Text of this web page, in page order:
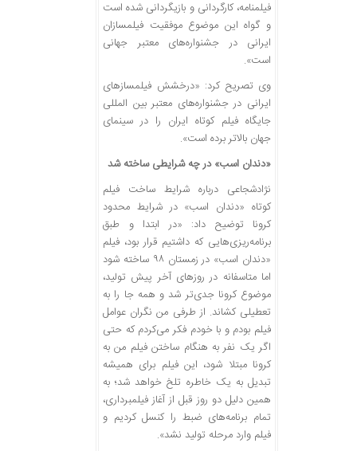
فیلمنامه، کارگردانی و بازیگردانی شده است
و گواه این موضوع موفقیت فیلمسازان
ایرانی در جشنواره‌های معتبر جهانی
است».
وی تصریح کرد: «درخشش فیلمسازهای
ایرانی در جشنواره‌های معتبر بین المللی
جایگاه فیلم کوتاه ایران را در سینمای
جهان بالاتر برده است».
«دندان اسب» در چه شرایطی ساخته شد
نژادشجاعی درباره شرایط ساخت فیلم
کوتاه «دندان اسب» در شرایط محدود
کرونا توضیح داد: «در ابتدا و طبق
برنامه‌ریزی‌هایی که داشتیم قرار بود، فیلم
«دندان اسب» در زمستان ۹۸ ساخته شود
اما متاسفانه در روزهای آخر پیش تولید،
موضوع کرونا جدی‌تر شد و همه جا را به
تعطیلی کشاند. از طرفی من نگران عوامل
فیلم بودم و با خودم فکر می‌کردم که حتی
اگر یک نفر به هنگام ساختن فیلم من به
کرونا مبتلا شود، این فیلم برای همیشه
تبدیل به یک خاطره تلخ خواهد شد؛ به
همین دلیل دو روز قبل از آغاز فیلمبرداری،
تمام برنامه‌های ضبط را کنسل کردیم و
فیلم وارد مرحله تولید نشد».